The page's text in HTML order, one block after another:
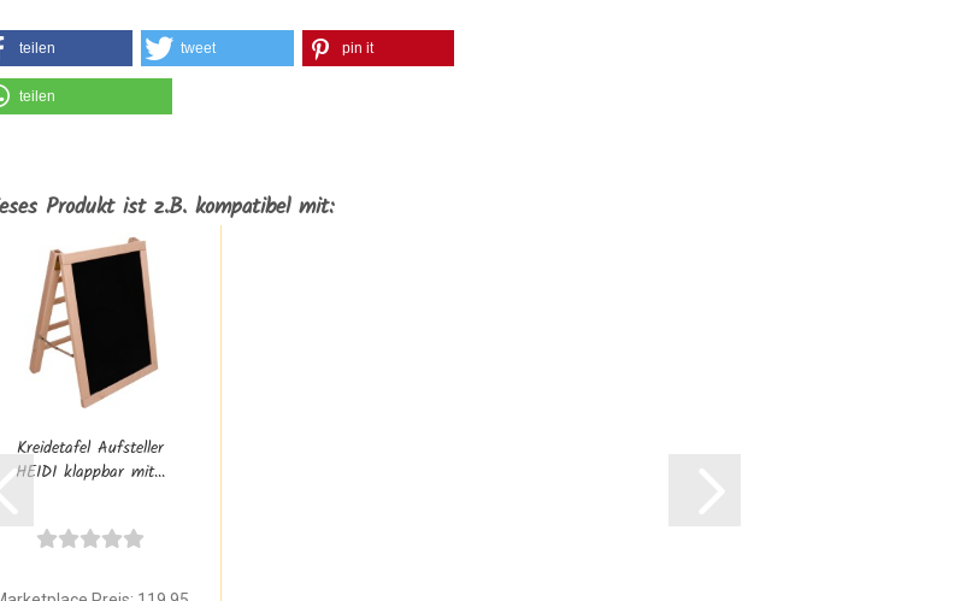
teilen tweet pin it
teilen
Produkt ist z.B. kompatibel mit:
Kreidetafel Aufsteller
HEIDI klappbar mit...